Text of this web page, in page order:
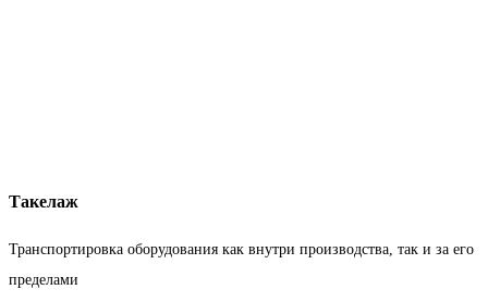
Такелаж
Транспортировка оборудования как внутри производства, так и за его
пределами